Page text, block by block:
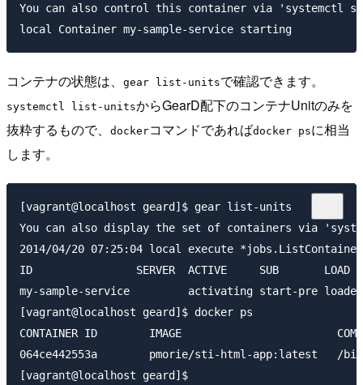
You can also control this container via 'systemctl
コンテナの状態は、 gear list-unitsで確認できます。
systemctl list-unitsからGearD配下のコンテナUnitのみを
抜粋するもので、
dockerコマンドであればdocker psに相当
します。
[vagrant@localhost geard]$ gear list-units
You can also display the set of containers via
2014/04/20 07:25:04 local execute
ID                SERVER  ACTIVE     SUB       LOAD
my-sample-service         activating start-pre
[vagrant@localhost geard]$ docker ps
CONTAINER ID        IMAGE
064ce442553a        pmorie/sti-html-app:latest   /